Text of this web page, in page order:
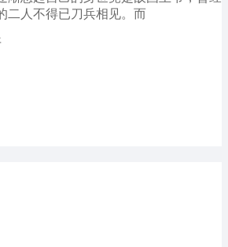
二人不得已刀兵相见。而